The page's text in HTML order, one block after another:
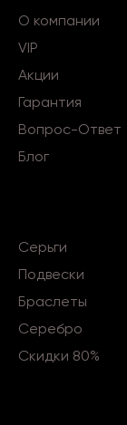
О компании
VIP
Акции
Гарантия
Вопрос-Ответ
Блог
Серьги
Подвески
Браслеты
Серебро
Скидки 80%